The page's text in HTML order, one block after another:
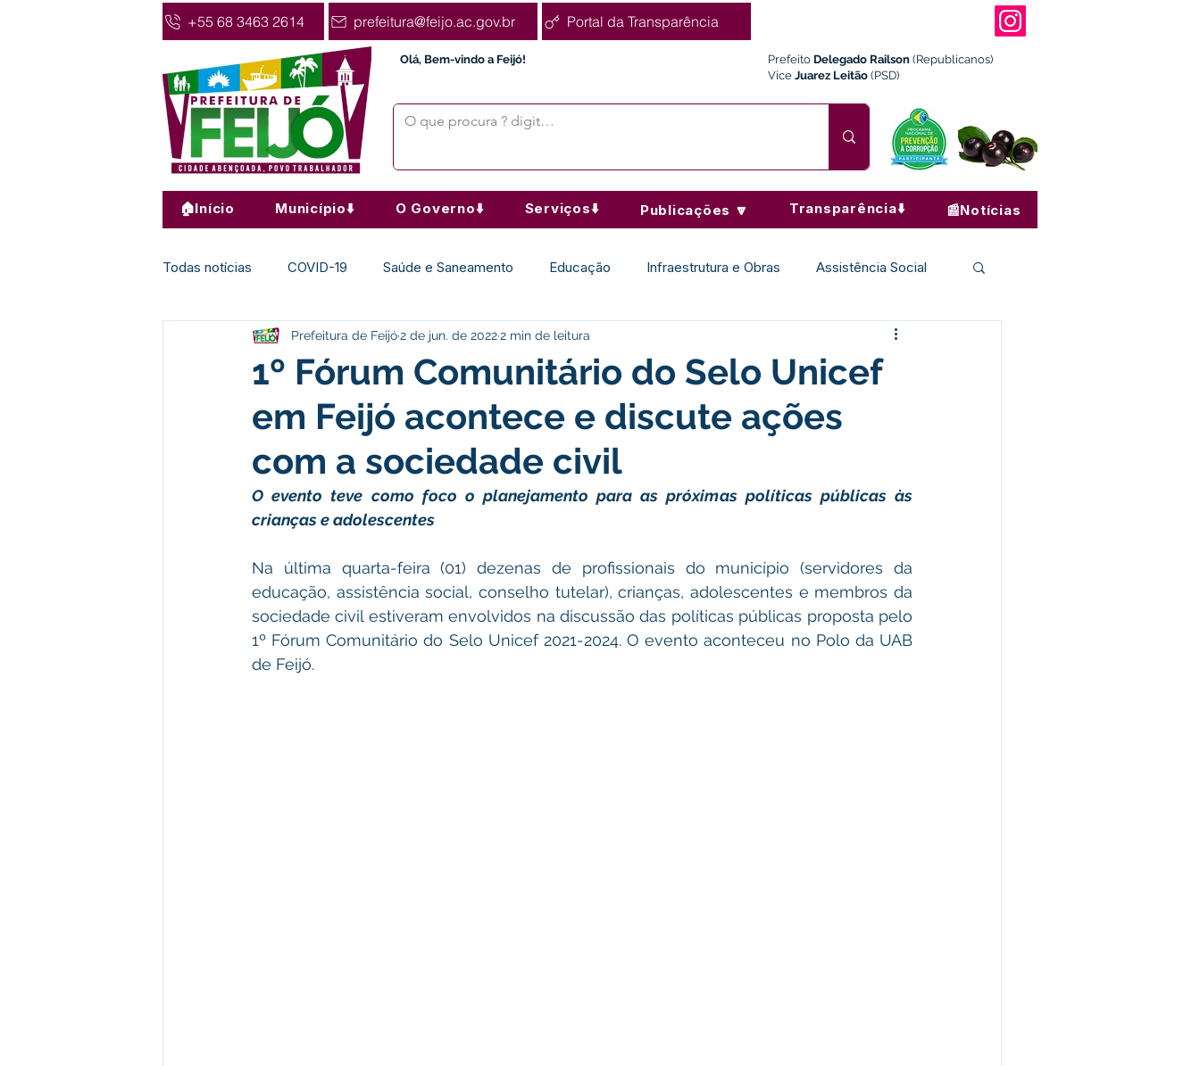
+55 68 3463 2614 prefeitura@feijo.ac.gov.br Portal da Transparência
Olá, Bem-vindo a Feijó! Prefeito Delegado Railson (Republicanos)
Vice Juarez Leitão (PSD)
🏠Início Município⬇️ O Governo⬇️ Serviços⬇️ Publicações 🔽 Transparência⬇️ 📰Notícias
Todas notícias COVID-19 Saúde e Saneamento Educação Infraestrutura e Obras Assistência Social
Agricultura Nota de Pesar Desporto Cultura e Lazer Institucional e Governo
Meio Ambiente e Turismo Datas Comemorativas Campanhas Vacinômetro Comunicado
Ordem de Serviço Comunicação Eventos Esporte
1º Fórum Comunitário do Selo Unicef
em Feijó acontece e discute ações
com a sociedade civil
Prefeitura de Feijó2 de jun. de 20222 min de leitura
O evento teve como foco o planejamento para as próximas políticas públicas às
crianças e adolescentes
Na última quarta-feira (01) dezenas de profissionais do município (servidores da
educação, assistência social, conselho tutelar), crianças, adolescentes e membros da
sociedade civil estiveram envolvidos na discussão das políticas públicas proposta pelo
1º Fórum Comunitário do Selo Unicef 2021-2024. O evento aconteceu no Polo da UAB
de Feijó.